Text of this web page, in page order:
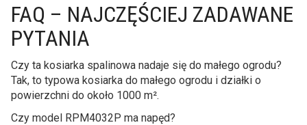
FAQ – NAJCZĘŚCIEJ ZADAWANE
PYTANIA
Czy ta kosiarka spalinowa nadaje się do małego ogrodu?
Tak, to typowa kosiarka do małego ogrodu i działki o
powierzchni do około 1000 m².
Czy model RPM4032P ma napęd?